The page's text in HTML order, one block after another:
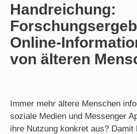
Handreichung:
Online-
von älteren
Immer mehr ältere Menschen
soziale Medien und Messenger
ihre Nutzung konkret aus?